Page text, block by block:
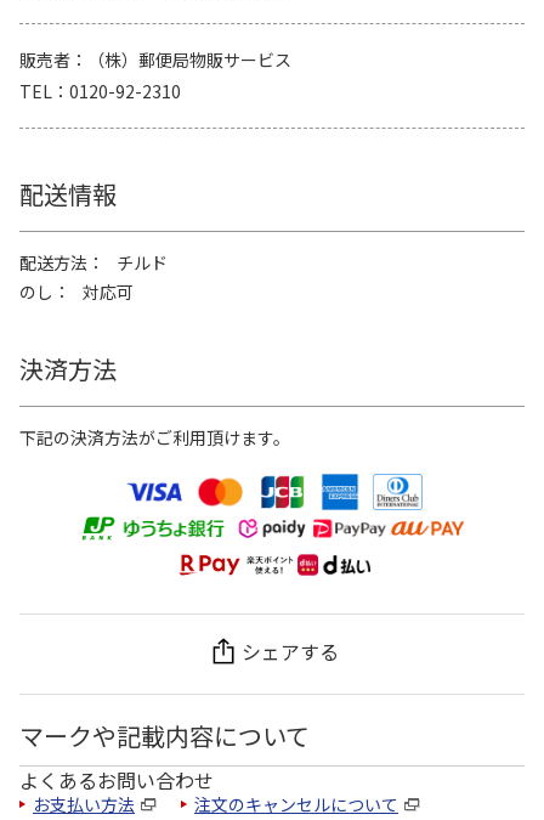
販売者
（株）郵便局物販サービス
TEL
0120-92-2310
配送情報
配送方法
チルド
のし
対応可
決済方法
下記の決済方法がご利用頂けます。
シェアする
マークや記載内容について
よくあるお問い合わせ
お支払い方法 注文のキャンセルについて